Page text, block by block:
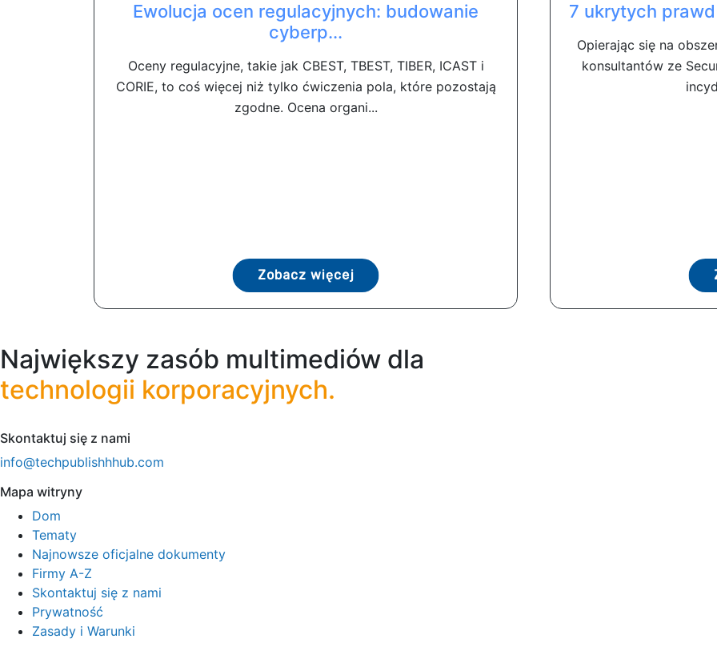
Ewolucja ocen regulacyjnych: budowanie
cyberp...
Oceny regulacyjne, takie jak CBEST, TBEST, TIBER, ICAST i
CORIE, to coś więcej niż tylko ćwiczenia pola, które pozostają
zgodne. Ocena organi...
Zobacz więcej
7 ukrytych
Opierając się na
konsultantów ze
Największy zasób multimediów dla
technologii korporacyjnych.
Skontaktuj się z nami
info@techpublishhhub.com
Mapa witryny
Dom
Tematy
Najnowsze oficjalne dokumenty
Firmy A-Z
Skontaktuj się z nami
Prywatność
Zasady i Warunki